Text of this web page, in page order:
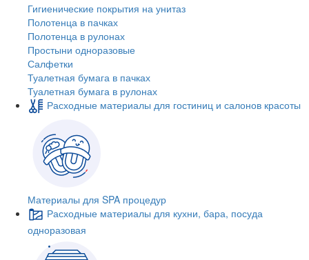
Гигиенические покрытия на унитаз
Полотенца в пачках
Полотенца в рулонах
Простыни одноразовые
Салфетки
Туалетная бумага в пачках
Туалетная бумага в рулонах
Расходные материалы для гостиниц и салонов красоты
Материалы для SPA процедур
Расходные материалы для кухни, бара, посуда
одноразовая